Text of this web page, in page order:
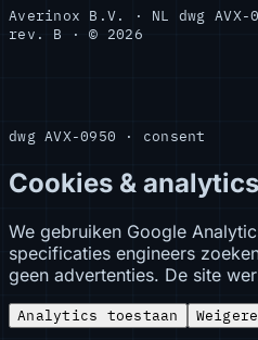
Averinox B.V. · NL dwg
rev. B · © 2026
dwg AVX-0950 · consent
Cookies & analytics
We gebruiken Google
specificaties engineers
geen advertenties. De site
Analytics toestaan